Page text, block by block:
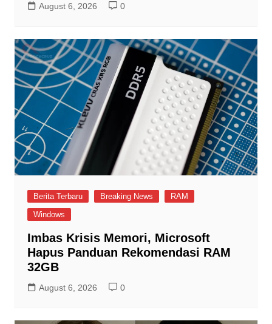
August 6, 2026 0
Berita Terbaru Breaking News
RAM
Windows
Imbas Krisis Memori, Microsoft
Hapus Panduan Rekomendasi RAM
32GB
August 6, 2026 0